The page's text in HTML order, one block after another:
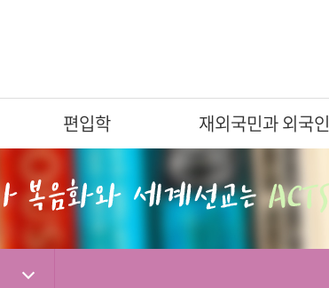
편입학 재외국민과 외국인